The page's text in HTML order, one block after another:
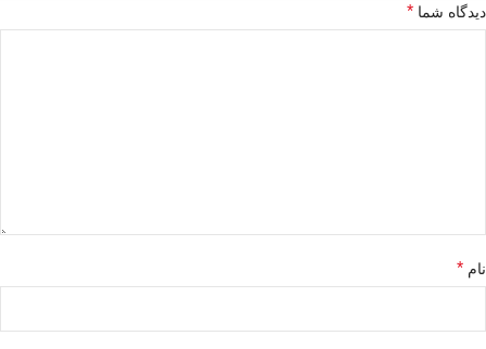
دیدگاه شما *
نام *